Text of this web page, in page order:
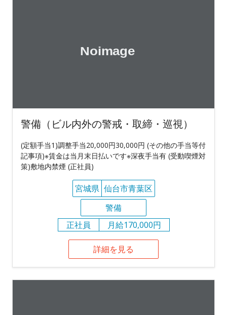
警備（ビル内外の警戒・取締・巡視）
(定額手当1)調整手当20,000円30,000円 (その他の手当等付
記事項)※賃金は当月末日払いです※深夜手当有 (受動喫煙対
策)敷地内禁煙 (正社員)
宮城県 仙台市青葉区
警備
正社員
月給170,000円
詳細を見る